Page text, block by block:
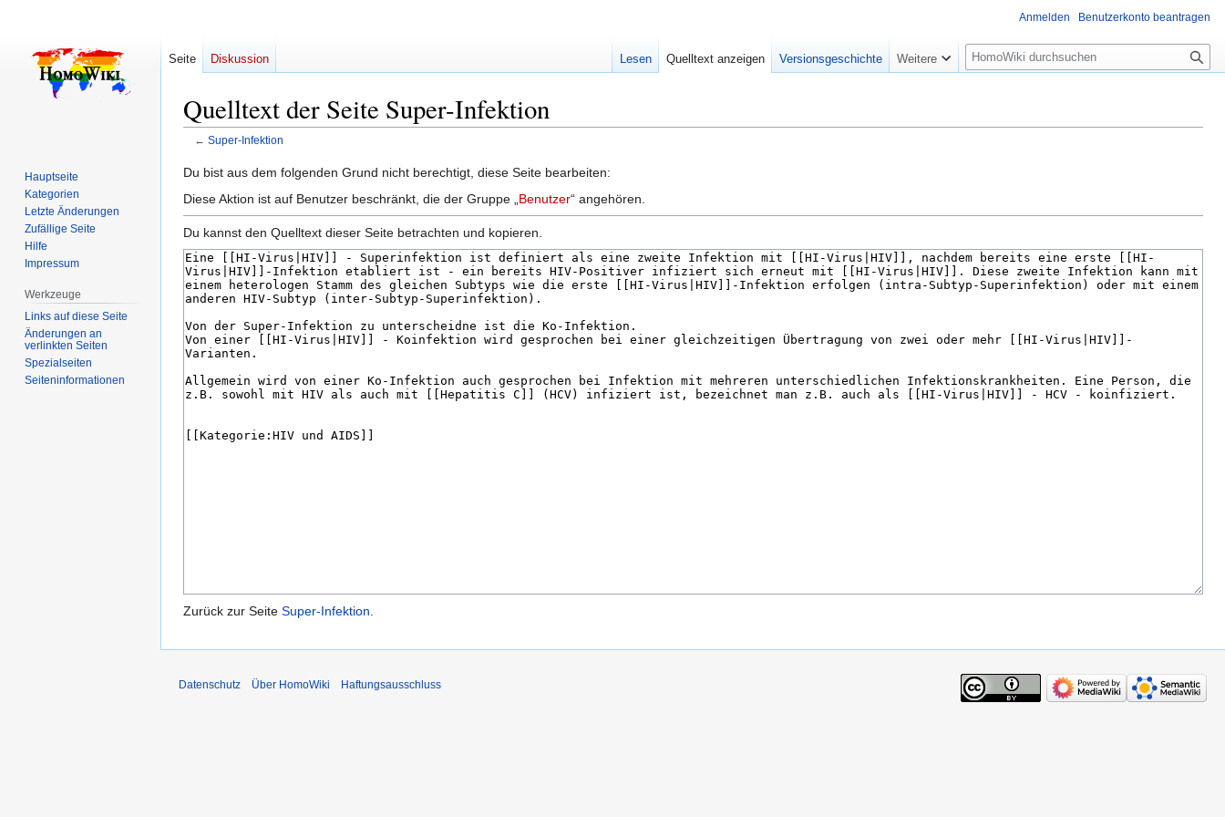
Quelltext der Seite Super-Infektion
← Super-Infektion
Zur
Navigation
Zur
Suche
Du bist aus dem folgenden Grund nicht berechtigt, diese Seite bearbeiten:
Diese Aktion ist auf Benutzer beschränkt, die der Gruppe „ Benutzer“ angehören.
Du kannst den Quelltext dieser Seite betrachten und kopieren.
Zurück zur Seite Super-Infektion.
Anmelden Benutzerkonto beantragen
Seite Diskussion Lesen Quelltext anzeigen Versionsgeschichte Weitere
Suche
Hauptseite
Kategorien
Letzte Änderungen
Zufällige Seite
Hilfe
Impressum
Werkzeuge
Links auf diese Seite
Änderungen an
verlinkten Seiten
Spezialseiten
Seiten­­informationen
Datenschutz Über HomoWiki Haftungsausschluss